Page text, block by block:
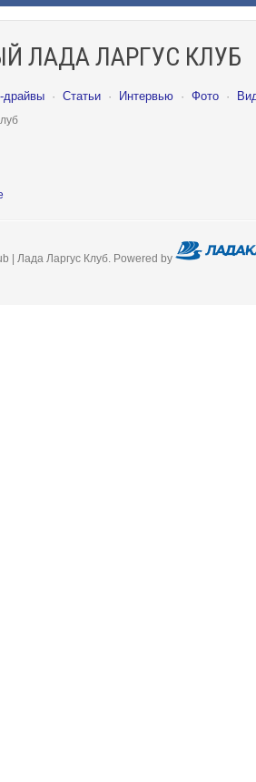
ЛАДА ЛАРГУС КЛУБ
драйвы · Статьи · Интервью · Фото ·
| Лада Ларгус Клуб. Powered by